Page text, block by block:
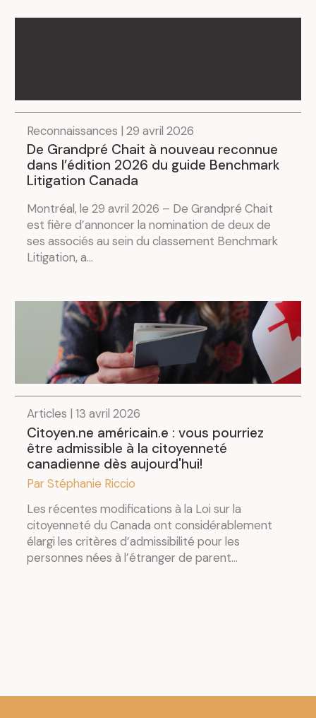
Reconnaissances | 29 avril 2026
De Grandpré Chait à nouveau reconnue
dans l’édition 2026 du guide Benchmark
Litigation Canada
Montréal, le 29 avril 2026 – De Grandpré Chait
est fière d’annoncer la nomination de deux de
ses associés au sein du classement Benchmark
Litigation, a...
Articles | 13 avril 2026
Citoyen.ne américain.e : vous pourriez
être admissible à la citoyenneté
canadienne dès aujourd'hui!
Par Stéphanie Riccio
Les récentes modifications à la Loi sur la
citoyenneté du Canada ont considérablement
élargi les critères d’admissibilité pour les
personnes nées à l’étranger de parent...